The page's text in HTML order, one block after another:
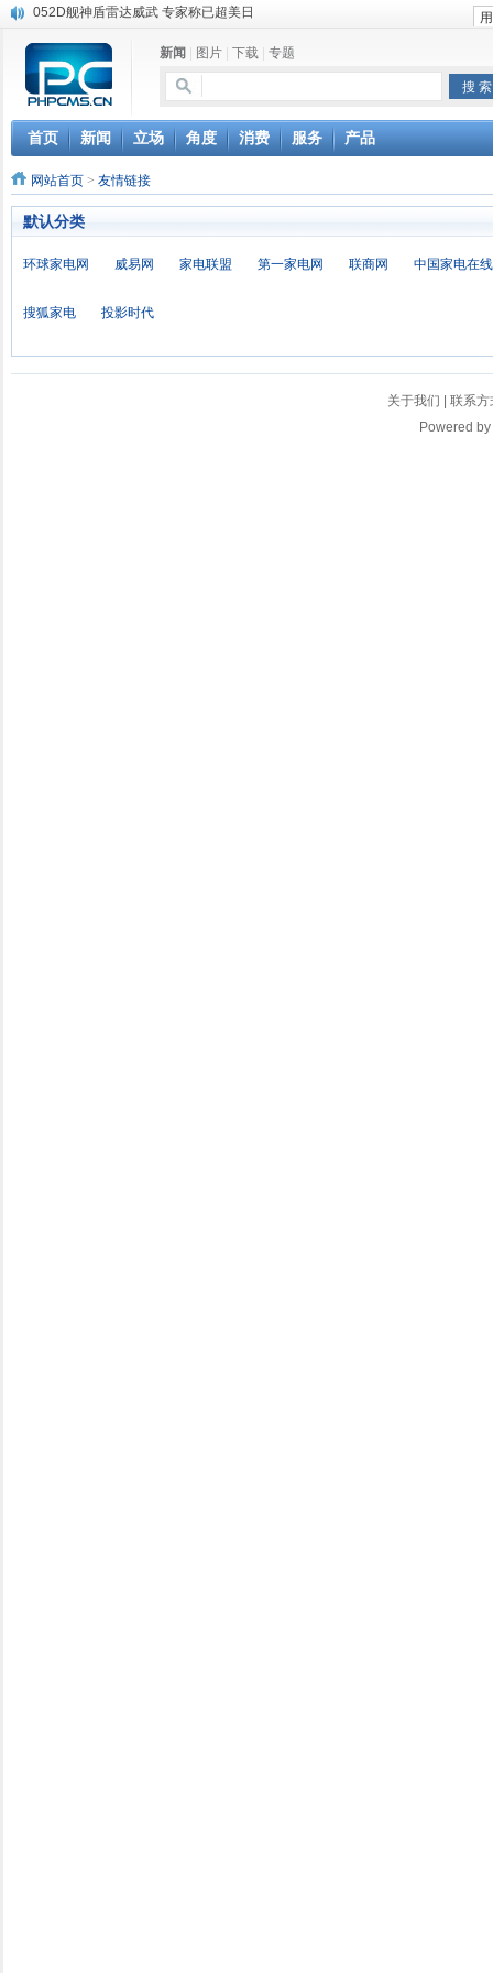
052D舰神盾雷达威武 专家称已超美日
红楼梦归国手稿“见光死” 当事人被指骗子非首次
“胡同游”车夫分化：老北京讲历史 外来户侃八卦
旅游点女性如厕难 无视差异是侵权
孔庙摆放现代设计作品遭投诉 众议存分歧
俄媒称中国准备“摸着石头过河”：担当全球经济领袖
方舟子：与网友们聊诺贝尔奖
潘洪其：若季建业没犯罪，南京城怎么办？
百度魔图：成名之前与蹿红之后
新闻 图片 下载 专题
首页 新闻 立场 角度 消费 服务 产品
网站首页 > 友情链接
默认分类
环球家电网 威易网 家电联盟 第一家电网 联商网 中国家电在线
搜狐家电 投影时代
关于我们
联系方
Powered by